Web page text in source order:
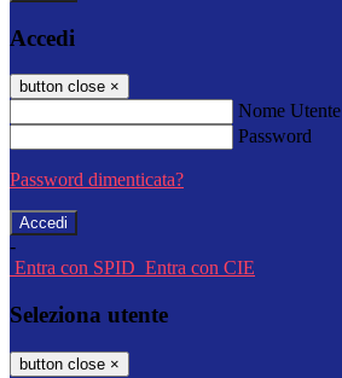
Accedi
button close ×
Nome Utente
Password
Password dimenticata?
-
Entra con SPID Entra con CIE
Seleziona utente
button close ×